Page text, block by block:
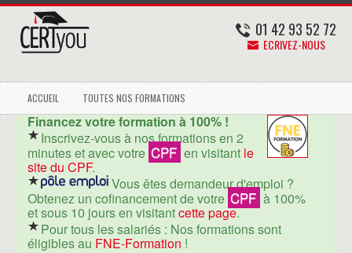
01 42 93 52 72
ECRIVEZ-NOUS
ACCUEIL TOUTES NOS FORMATIONS
Financez votre formation à 100% !
Inscrivez-vous à nos formations en 2
minutes et avec votre CPF en visitant le
site du CPF.
Vous êtes demandeur d'emploi ?
Obtenez un cofinancement de votre CPF à 100%
et sous 10 jours en visitantcette page.
Pour tous les salariés : Nos formations sont
éligibles au FNE-Formation !